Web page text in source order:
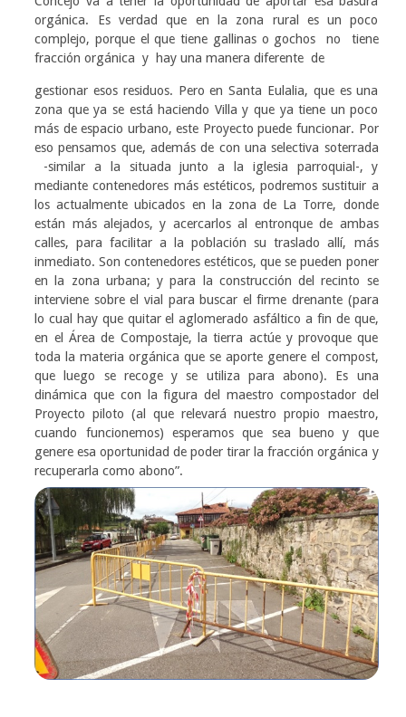
orgánica. Es verdad que en la zona rural es un poco
complejo, porque el que tiene gallinas o gochos no tiene
fracción orgánica y hay una manera diferente de
gestionar esos residuos. Pero en Santa Eulalia, que es una
zona que ya se está haciendo Villa y que ya tiene un poco
más de espacio urbano, este Proyecto puede funcionar. Por
eso pensamos que, además de con una selectiva soterrada
-similar a la situada junto a la iglesia parroquial-, y
mediante contenedores más estéticos, podremos sustituir a
los actualmente ubicados en la zona de La Torre, donde
están más alejados, y acercarlos al entronque de ambas
calles, para facilitar a la población su traslado allí, más
inmediato. Son contenedores estéticos, que se pueden poner
en la zona urbana; y para la construcción del recinto se
interviene sobre el vial para buscar el firme drenante (para
lo cual hay que quitar el aglomerado asfáltico a fin de que,
en el Área de Compostaje, la tierra actúe y provoque que
toda la materia orgánica que se aporte genere el compost,
que luego se recoge y se utiliza para abono). Es una
dinámica que con la figura del maestro compostador del
Proyecto piloto (al que relevará nuestro propio maestro,
cuando funcionemos) esperamos que sea bueno y que
genere esa oportunidad de poder tirar la fracción orgánica y
recuperarla como abono”.